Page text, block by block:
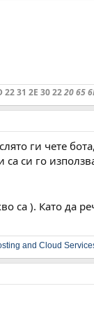
22 31 2E 30 2220 65
ги чете
си го
са ). Като да
and Cloud